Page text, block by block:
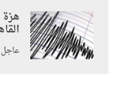
عاجل